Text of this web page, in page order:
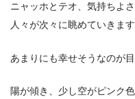
ニャッホとテオ、気持ちよ
人々が次々に眺めていきます
あまりにも幸せそうなのが
陽が傾き、少し空がピンク